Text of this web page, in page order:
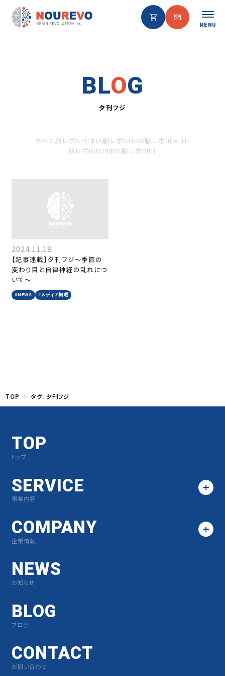
MENU
BLOG
夕刊フジ
すべて脳レボSPORTS脳レボSTUDY脳レボHEALTH
脳レボBUSINESS脳レボDIET
2024.11.18
【記事連載】夕刊フジ〜季節の
変わり目と自律神経の乱れにつ
いて〜
#NEWS #メディア掲載
TOP タグ: 夕刊フジ
TOP
トップ
SERVICE
事業内容
COMPANY
企業情報
NEWS
お知らせ
BLOG
ブログ
CONTACT
お問い合わせ